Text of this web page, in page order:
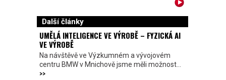
Další články
UMĚLÁ INTELIGENCE VE VÝROBĚ – FYZICKÁ AI
VE VÝROBĚ
Na návštěvě ve Výzkumném a vývojovém
centru BMW v Mnichově jsme měli možnost...
>>